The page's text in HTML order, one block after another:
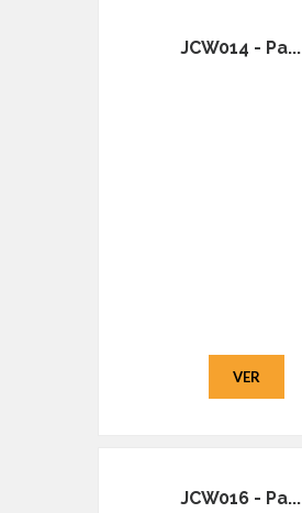
JCW014 - Pa...
VER
JCW016 - Pa...